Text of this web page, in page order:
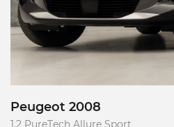
Peugeot 2008
1.2 PureTech Allure Sport